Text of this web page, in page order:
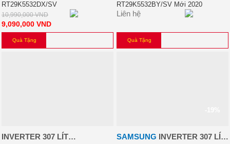
RT29K5532DX/SV
10,990,000VND
9,090,000 VND
Quà Tặng
RT29K5532BY/SV Mới 2020
Liên hệ
Quà Tặng
INVERTER 307 LÍT
SAMSUNG INVERTER 307 LÍT